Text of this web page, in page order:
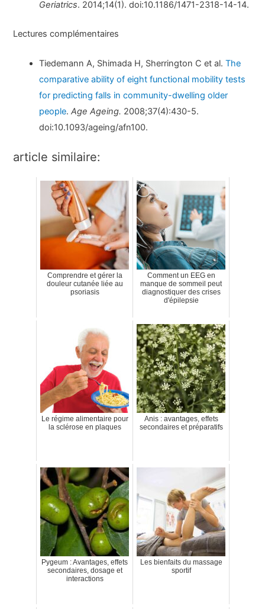
Geriatrics. 2014;14(1). doi:10.1186/1471-2318-14-14.
Lectures complémentaires
Tiedemann A, Shimada H, Sherrington C et al.The
comparative ability of eight functional mobility tests
for predicting falls in community-dwelling older
people.Age Ageing. 2008;37(4):430-5.
doi:10.1093/ageing/afn100.
article similaire:
Comprendre et gérer la
douleur cutanée liée au
psoriasis
Comment un EEG en
manque de sommeil peut
diagnostiquer des crises
d'épilepsie
Le régime alimentaire pour
la sclérose en plaques
Anis : avantages, effets
secondaires et préparatifs
Pygeum : Avantages, effets
secondaires, dosage et
interactions
Les bienfaits du massage
sportif